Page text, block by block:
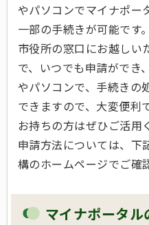
やパソコンでマイナポー
一部の手続きが可能です。
市役所の窓口にお越しい
で、いつでも申請ができ
やパソコンで、手続きの
できますので、大変便利
お持ちの方はぜひご活用
申請方法については、下
構のホームページでご確
マイナポータ